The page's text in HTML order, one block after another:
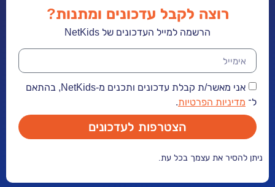
רוצה לקבל עדכונים ומתנות?
הרשמה למייל העדכונים של NetKids
אני מאשר/ת קבלת עדכונים ותכנים מ-NetKids, בהתאם
הפרטיות.
הצטרפות לעדכונים
את עצמך בכל עת.